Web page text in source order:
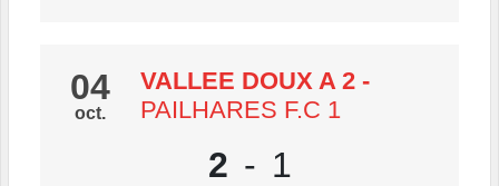
04
oct.
VALLEE DOUX A 2 -
PAILHARES F.C 1
2 - 1